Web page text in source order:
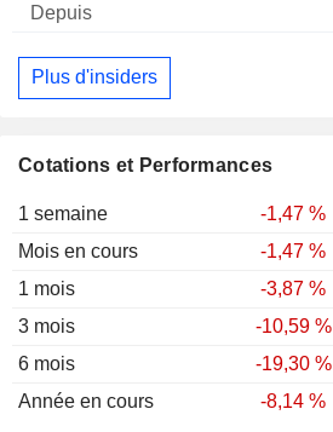
Cotations et Performances
1 semaine
-1,47 %
Mois en cours
-1,47 %
1 mois
-3,87 %
3 mois
-10,59 %
6 mois
-19,30 %
Année en cours
-8,14 %
Plus d'insiders